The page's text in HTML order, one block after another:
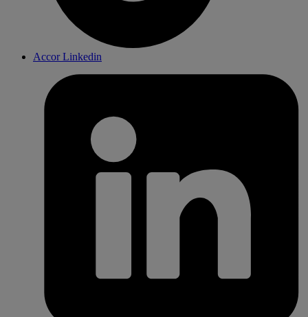
Accor Linkedin